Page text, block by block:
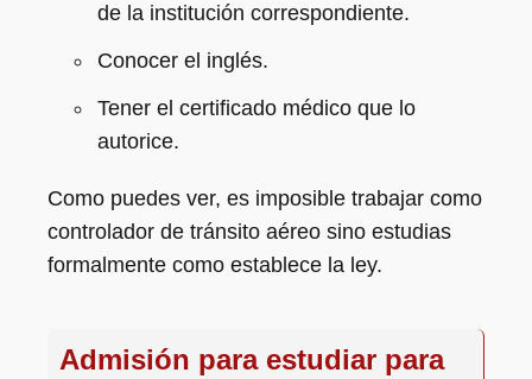
de la institución correspondiente.
Conocer el inglés.
Tener el certificado médico que lo
autorice.
Como puedes ver, es imposible trabajar como
controlador de tránsito aéreo sino estudias
formalmente como establece la ley.
Admisión para estudiar para